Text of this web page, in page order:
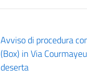
Avviso di procedura
(Box) in Via
deserta